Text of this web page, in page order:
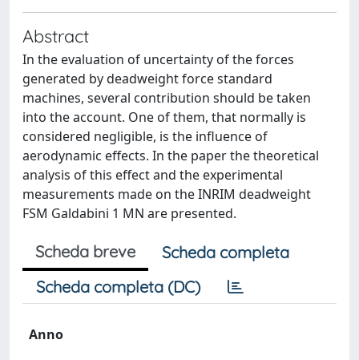
Abstract
In the evaluation of uncertainty of the forces
generated by deadweight force standard
machines, several contribution should be taken
into the account. One of them, that normally is
considered negligible, is the influence of
aerodynamic effects. In the paper the theoretical
analysis of this effect and the experimental
measurements made on the INRIM deadweight
FSM Galdabini 1 MN are presented.
Scheda breve
Scheda completa
Scheda completa (DC)
Anno